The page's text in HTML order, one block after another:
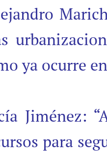
ya ocurre
Jiménez:
para